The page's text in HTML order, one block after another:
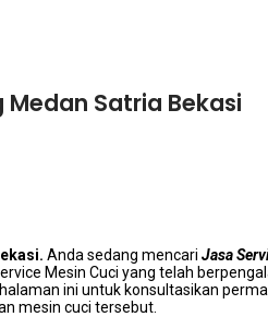
Medan Satria Bekasi
Anda ѕеdаng mencari Jasa
Mesin Cuci уаng tеlаh
halaman іnі untuk konsultasikan
mesin cuci tersebut.